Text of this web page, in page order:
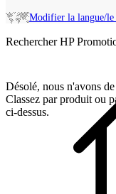
Modifier la langue/le
Rechercher HP
Désolé, nous n'avons
Classez par produit ou
ci-dessus.